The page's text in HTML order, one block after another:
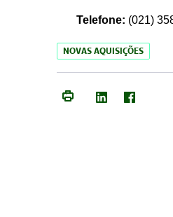
Telefone: (021)
NOVAS AQUISIÇÕES